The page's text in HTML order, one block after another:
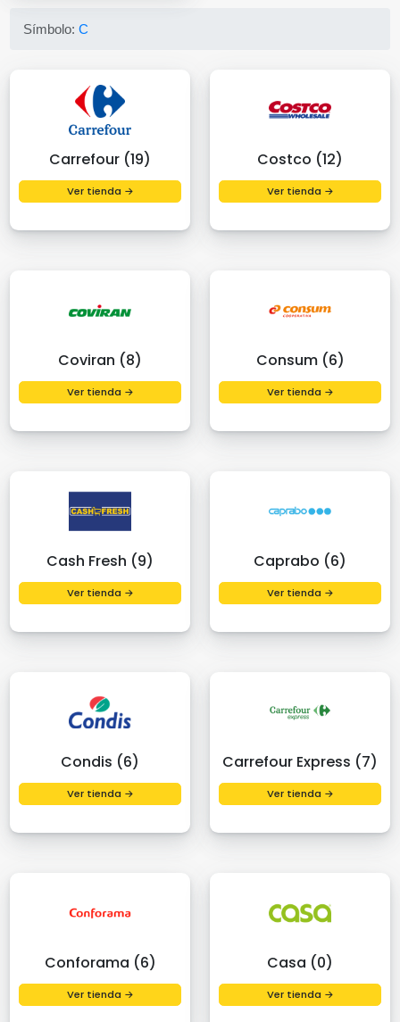
Símbolo:C
Carrefour (19)
Ver tienda →
Costco (12)
Ver tienda →
Coviran (8)
Ver tienda →
Consum (6)
Ver tienda →
Cash Fresh (9)
Ver tienda →
Caprabo (6)
Ver tienda →
Condis (6)
Ver tienda →
Carrefour Express (7)
Ver tienda →
Conforama (6)
Ver tienda →
Casa (0)
Ver tienda →